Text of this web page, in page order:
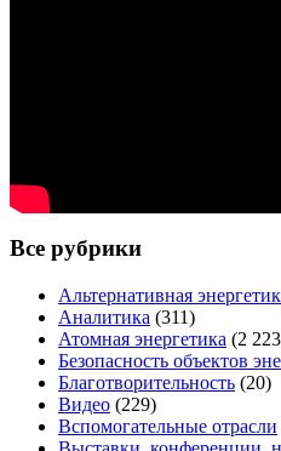
Все рубрики
Альтернативная
Аналитика (311)
Атомная энергетика (2
Безопасность объектов
Благотворительность (20)
Видео (229)
Вспомогательные отрасли